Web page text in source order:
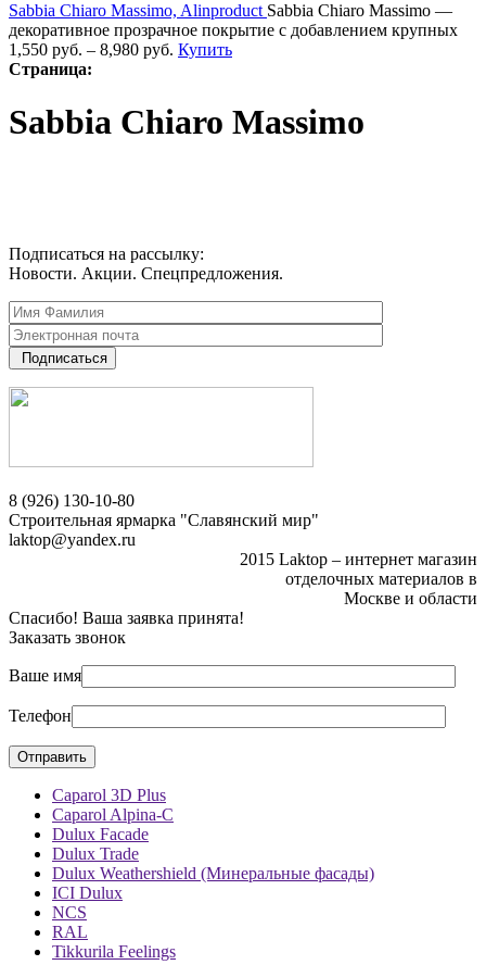
Sabbia Chiaro Massimo, Alinproduct Sabbia Chiaro Massimo —
декоративное прозрачное покрытие с добавлением крупных
1,550 руб. – 8,980 руб. Купить
Страница:
Sabbia Chiaro Massimo
Подписаться на рассылку:
Новости. Акции. Спецпредложения.
Подписаться
8 (926) 130-10-80
Строительная ярмарка "Славянский мир"
laktop@yandex.ru
2015 Laktop – интернет магазин
отделочных материалов в
Москве и области
Спасибо! Ваша заявка принята!
Заказать звонок
Ваше имя
Телефон
Caparol 3D Plus
Caparol Alpina-C
Dulux Facade
Dulux Trade
Dulux Weathershield (Минеральные фасады)
ICI Dulux
NCS
RAL
Tikkurila Feelings